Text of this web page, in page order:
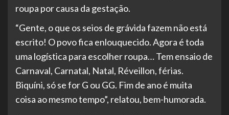
roupa por causa da gestação.
“Gente, o que os seios de grávida fazem não está
escrito! O povo fica enlouquecido. Agora é toda
uma logística para escolher roupa… Tem ensaio de
Carnaval, Carnatal, Natal, Réveillon, férias.
Biquíni, só se for G ou GG. Fim de ano é muita
coisa ao mesmo tempo”, relatou, bem-humorada.